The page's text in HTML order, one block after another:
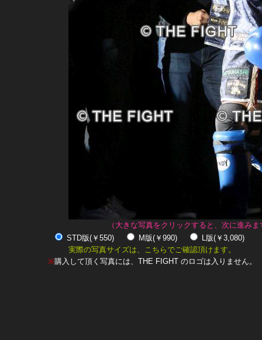
（大きな写真をクリックすると、次に進みま
STD版(￥550)
M版(￥990)
L版(￥3,080)
実際の写真サイズは、こちらでご確認頂けます。
※購入して頂く写真には、THE FIGHT のロゴは入りません。